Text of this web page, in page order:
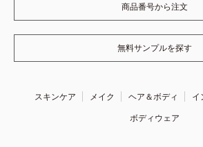
商品番号から注文
無料サンプルを探す
スキンケア メイク ヘア＆ボディ
イ
ボディウェア